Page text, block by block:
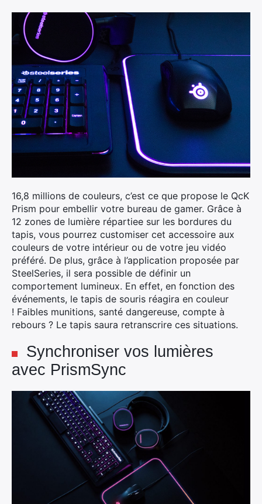
16,8 millions de couleurs, c’est ce que propose le QcK
Prism pour embellir votre bureau de gamer. Grâce à
12 zones de lumière répartiee sur les bordures du
tapis, vous pourrez customiser cet accessoire aux
couleurs de votre intérieur ou de votre jeu vidéo
préféré. De plus, grâce à l’application proposée par
SteelSeries, il sera possible de définir un
comportement lumineux. En effet, en fonction des
événements, le tapis de souris réagira en couleur
! Faibles munitions, santé dangereuse, compte à
rebours ? Le tapis saura retranscrire ces situations.
Synchroniser vos lumières
avec PrismSync
Rechercher
: